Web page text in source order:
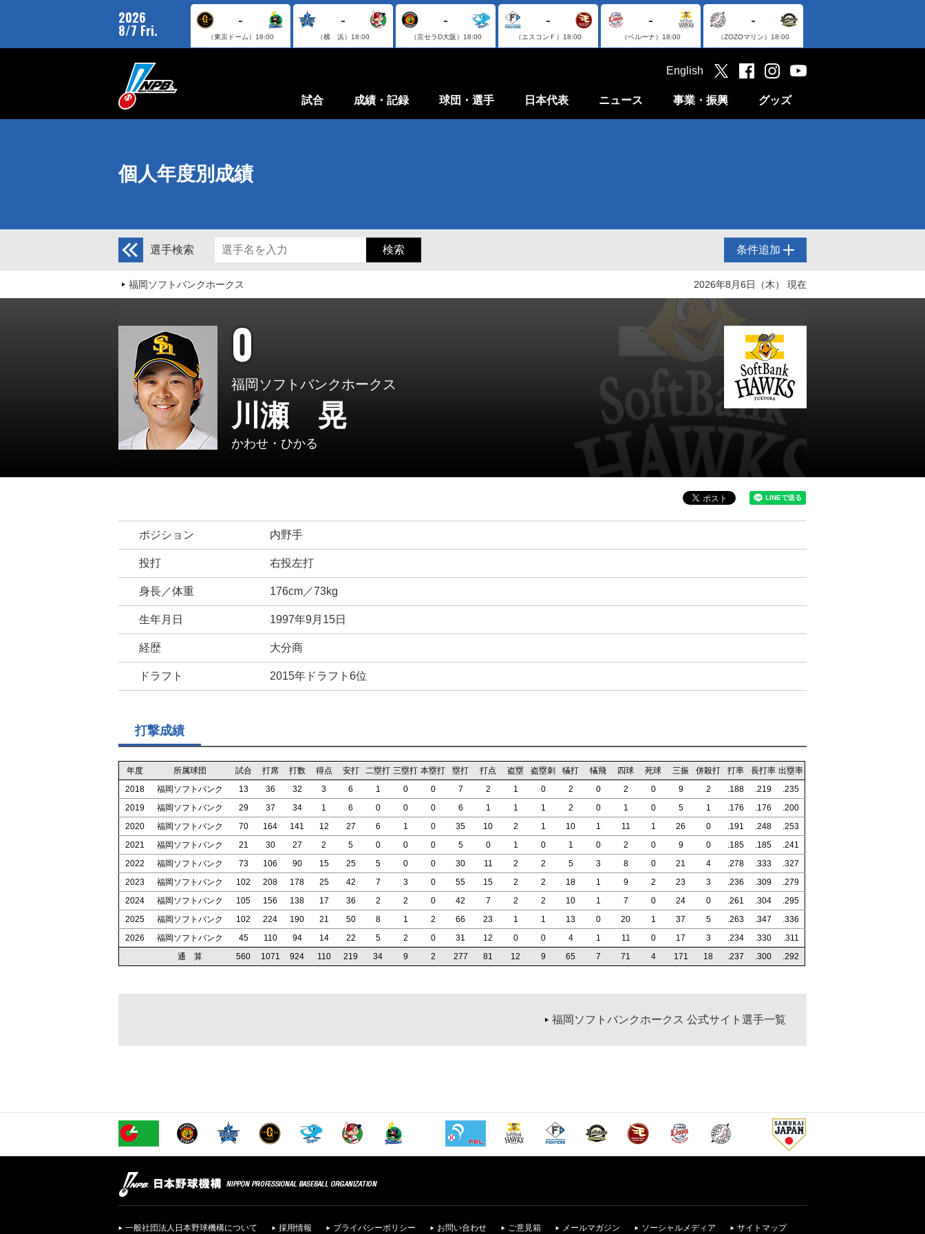
2026
8/7 Fri.
-
（東京ドーム） 18:00
-
（横 浜） 18:00
-
（京セラD大阪） 18:00
-
（エスコンＦ） 18:00
-
（ベルーナ） 18:00
-
（ZOZOマリン） 18:00
試合 成績・記録 球団・選手 日本代表 ニュース 事業・振興 グッズ
English
個人年度別成績
選手検索 条件追加
福岡ソフトバンクホークス 2026年8月6日（木） 現在
0
福岡ソフトバンクホークス
川瀬 晃
かわせ・ひかる
ポジション 内野手
投打 右投左打
身長／体重 176cm／73kg
生年月日 1997年9月15日
経歴 大分商
ドラフト 2015年ドラフト6位
打撃成績
年度 所属球団 試合 打席 打数 得点 安打 二塁打 三塁打 本塁打 塁打 打点 盗塁 盗塁刺 犠打 犠飛 四球 死球 三振 併殺打 打率 長打率 出塁率
2018
福岡ソフトバンク 13 36 32 3 6 1 0 0 7 2 1 0 2 0 2 0 9 2 .188 .219
.235
2019
福岡ソフトバンク 29 37 34 1 6 0 0 0 6 1 1 1 2 0 1 0 5 1 .176 .176
.200
2020
福岡ソフトバンク 70 164 141 12 27 6 1 0 35 10 2 1 10 1 11 1 26 0 .191 .248
.253
2021
福岡ソフトバンク 21 30 27 2 5 0 0 0 5 0 1 0 1 0 2 0 9 0 .185 .185
.241
2022
福岡ソフトバンク 73 106 90 15 25 5 0 0 30 11 2 2 5 3 8 0 21 4 .278 .333
.327
2023
福岡ソフトバンク 102 208 178 25 42 7 3 0 55 15 2 2 18 1 9 2 23 3 .236 .309
.279
2024
福岡ソフトバンク 105 156 138 17 36 2 2 0 42 7 2 2 10 1 7 0 24 0 .261 .304
.295
2025
福岡ソフトバンク 102 224 190 21 50 8 1 2 66 23 1 1 13 0 20 1 37 5 .263 .347
.336
2026
福岡ソフトバンク 45 110 94 14 22 5 2 0 31 12 0 0 4 1 11 0 17 3 .234 .330
.311
通 算
560 1071 924 110 219 34 9 2 277 81 12 9 65 7 71 4 171 18 .237 .300 .292
福岡ソフトバンクホークス 公式サイト選手一覧
一般社団法人日本野球機構について 採用情報 プライバシーポリシー お問い合わせ ご意見箱 メールマガジン ソーシャルメディア サイトマップ